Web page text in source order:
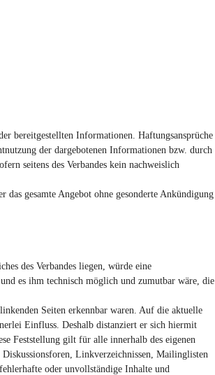
bereitgestellten Informationen. Haftungsansprüche
der dargebotenen Informationen bzw. durch
seitens des Verbandes kein nachweislich
gesamte Angebot ohne gesonderte Ankündigung
des Verbandes liegen, würde eine
es ihm technisch möglich und zumutbar wäre, die
Seiten erkennbar waren. Auf die aktuelle
Einfluss. Deshalb distanziert er sich hiermit
Feststellung gilt für alle innerhalb des eigenen
Linkverzeichnissen, Mailinglisten
oder unvollständige Inhalte und